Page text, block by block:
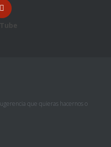
que quieras hacernos o